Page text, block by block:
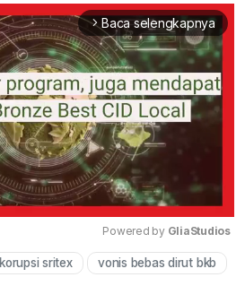
arrow_forward_ios Baca selengkapnya
Mute
Powered by GliaStudios
korupsi sritex vonis bebas dirut bkb